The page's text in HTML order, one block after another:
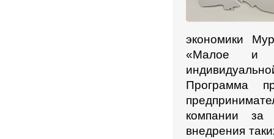
экономики
«Малое и
Программа
компании за
внедрения